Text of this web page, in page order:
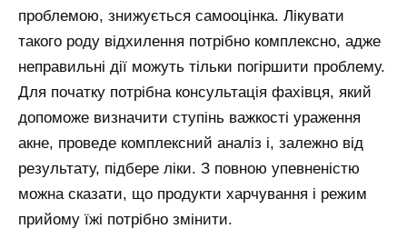
проблемою, знижується самооцінка. Лікувати
такого роду відхилення потрібно комплексно, адже
неправильні дії можуть тільки погіршити проблему.
Для початку потрібна консультація фахівця, який
допоможе визначити ступінь важкості ураження
акне, проведе комплексний аналіз і, залежно від
результату, підбере ліки. З повною упевненістю
можна сказати, що продукти харчування і режим
прийому їжі потрібно змінити.